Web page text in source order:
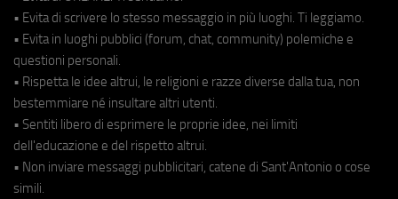
• Evita di scrivere lo stesso messaggio in più luoghi. Ti leggiamo.
• Evita in luoghi pubblici (forum, chat, community) polemiche e
questioni personali.
• Rispetta le idee altrui, le religioni e razze diverse dalla tua, non
bestemmiare né insultare altri utenti.
• Sentiti libero di esprimere le proprie idee, nei limiti
dell'educazione e del rispetto altrui.
• Non inviare messaggi pubblicitari, catene di Sant'Antonio o cose
simili.